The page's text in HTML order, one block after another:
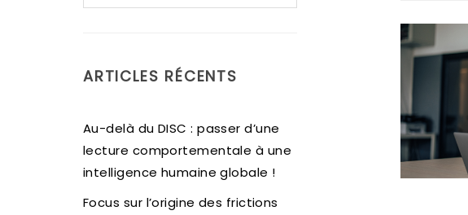
ARTICLES RÉCENTS
Au-delà du DISC : passer d’une
lecture comportementale à une
intelligence humaine globale !
Focus sur l’origine des frictions